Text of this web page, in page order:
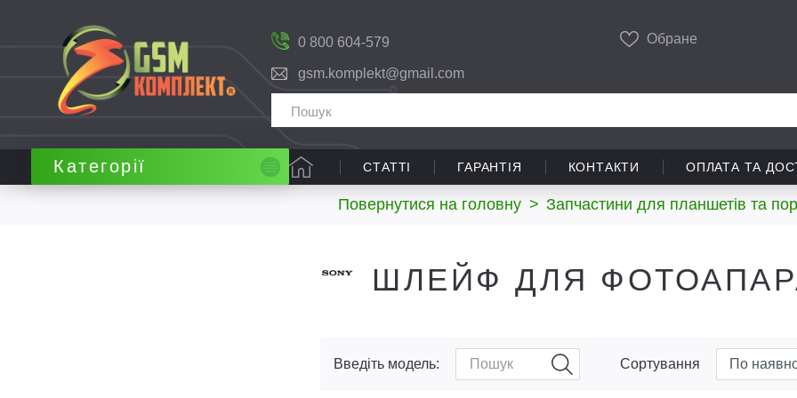
0 800 604-579
gsm.komplekt@gmail.com
Обране
СТАТТІ ГАРАНТІЯ КОНТАКТИ ОПЛАТА ТА
Повернутися на головну > Запчастини для планшетів та
Категорії
ШЛЕЙФ ДЛЯ
Введіть модель: Сортування